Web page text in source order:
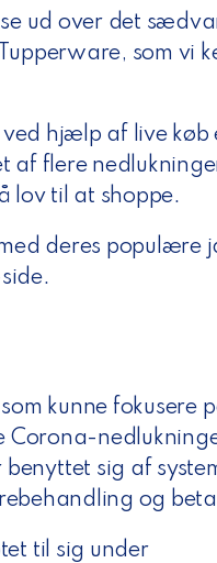
ud over det
som vi
hjælp af live køb
af flere
lov til at shoppe.
deres populære
kunne fokusere
Corona-
sig af
og
til sig under